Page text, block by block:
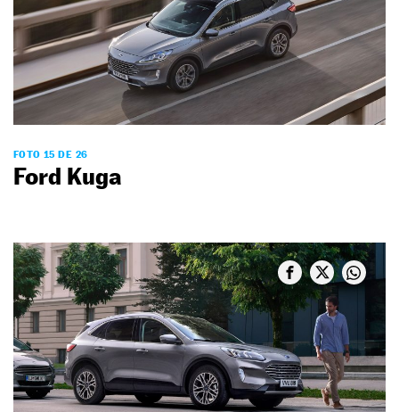
FOTO 15 DE 26
Ford Kuga